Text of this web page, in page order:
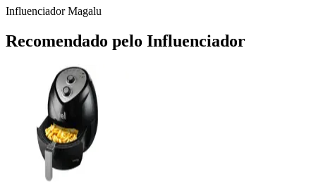
Influenciador Magalu
Recomendado pelo Influenciador